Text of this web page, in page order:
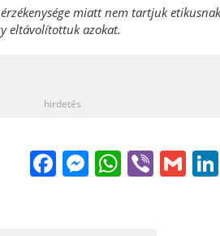
miatt nem tartjuk etikusnak
eltávolítottuk azokat.
hirdetés
FacebookViber